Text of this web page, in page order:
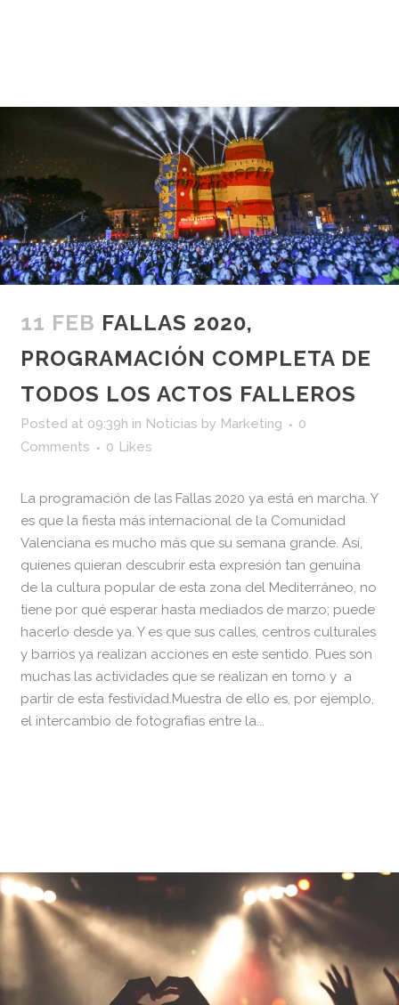
11 FEB FALLAS 2020,
PROGRAMACIÓN COMPLETA DE
TODOS LOS ACTOS FALLEROS
Posted at 09:39h in Noticias by Marketing
0
Comments
0 Likes
La programación de las Fallas 2020 ya está en marcha. Y
es que la fiesta más internacional de la Comunidad
Valenciana es mucho más que su semana grande. Así,
quienes quieran descubrir esta expresión tan genuina
de la cultura popular de esta zona del Mediterráneo, no
tiene por qué esperar hasta mediados de marzo; puede
hacerlo desde ya. Y es que sus calles, centros culturales
y barrios ya realizan acciones en este sentido. Pues son
muchas las actividades que se realizan en torno y a
partir de esta festividad.Muestra de ello es, por ejemplo,
el intercambio de fotografías entre la...